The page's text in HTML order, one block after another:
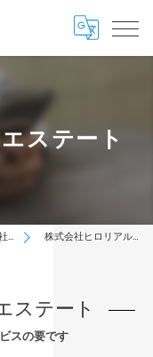
ステート
要 株式会社ヒロリアルエステート
スの要です
ステート